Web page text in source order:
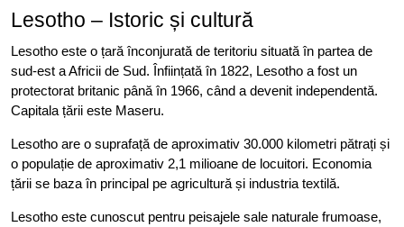
Lesotho – Istoric și cultură
Lesotho este o țară înconjurată de teritoriu situată în partea de
sud-est a Africii de Sud. Înființată în 1822, Lesotho a fost un
protectorat britanic până în 1966, când a devenit independentă.
Capitala țării este Maseru.
Lesotho are o suprafață de aproximativ 30.000 kilometri pătrați și
o populație de aproximativ 2,1 milioane de locuitori. Economia
țării se baza în principal pe agricultură și industria textilă.
Lesotho este cunoscut pentru peisajele sale naturale frumoase,